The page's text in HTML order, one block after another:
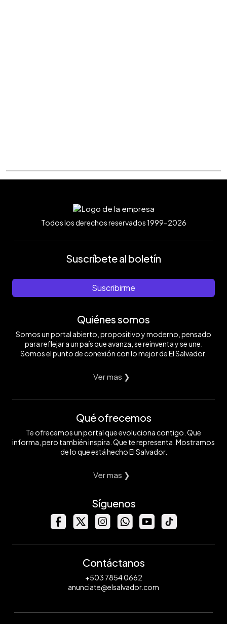
Todos los derechos reservados 1999-2026
Suscríbete al boletín
Suscribirme
Quiénes somos
Somos un portal abierto, propositivo y moderno, pensado
para reflejar a un país que avanza, se reinventa y se une.
Somos el punto de conexión con lo mejor de El Salvador.
Ver mas ❯
Qué ofrecemos
Te ofrecemos un portal que evoluciona contigo. Que
informa, pero también inspira. Que te representa. Mostramos
de lo que está hecho El Salvador.
Ver mas ❯
Síguenos
Contáctanos
+503 7854 0662
anunciate@elsalvador.com